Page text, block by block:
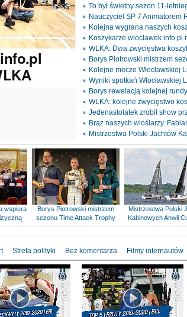
To był świetny sezon 11-
Nauczyciel SP 7 Animatorem
opinie
Kolejna wygrana naszych
Koszykarze wloclawek.info.pl
WLKA: Dwa zwycięstwa
Borys Piotrowski mistrzem
Kolejne mecze Włocławskiej
Wyniki spotkań Włocławskiej
Borys rewelacją kolejnej
WLKA: kolejne zwycięstwo
Jedenastolatek zrobił show
Brąz naszych wioślarzy.
Mistrzostwa Polski Jachtów
wspiera
Borys Piotrowski mistrzem
sezonu Time Attack Trophy
Mistrzostwa Polski
Kabinowych Anwil
Strefa polityki Bez komentarza Filmy internautów